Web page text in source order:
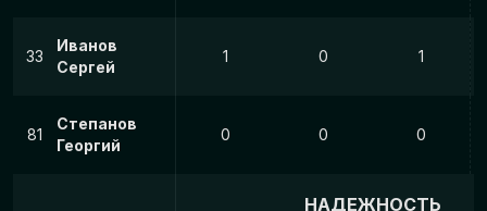
33
Иванов
Сергей
1 0 1
81
Степанов
Георгий
0 0 0
НАДЕЖНОСТЬ